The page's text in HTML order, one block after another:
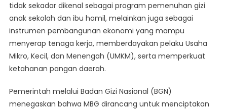
tidak sekadar dikenal sebagai program pemenuhan gizi
anak sekolah dan ibu hamil, melainkan juga sebagai
instrumen pembangunan ekonomi yang mampu
menyerap tenaga kerja, memberdayakan pelaku Usaha
Mikro, Kecil, dan Menengah (UMKM), serta memperkuat
ketahanan pangan daerah.
Pemerintah melalui Badan Gizi Nasional (BGN)
menegaskan bahwa MBG dirancang untuk menciptakan